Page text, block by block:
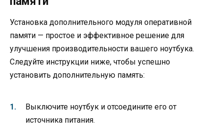
Установка дополнительного модуля оперативной
памяти — простое и эффективное решение для
улучшения производительности вашего ноутбука.
Следуйте инструкции ниже, чтобы успешно
установить дополнительную память:
Выключите ноутбук и отсоедините его от
источника питания.